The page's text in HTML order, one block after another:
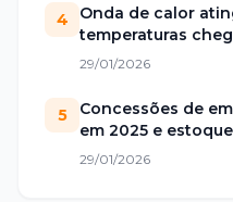
4
Onda de calor
temperaturas
29/01/2026
5
Concessões de
em 2025 e
trilhões no Brasil
29/01/2026